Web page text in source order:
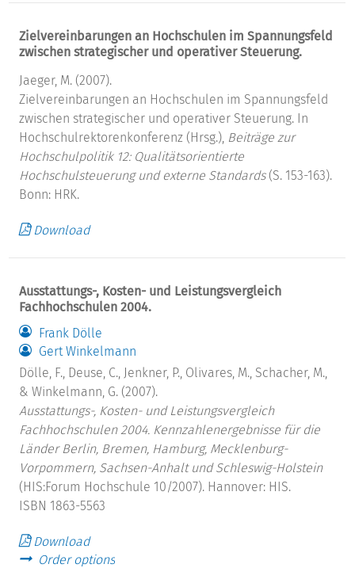
Zielvereinbarungen an Hochschulen im Spannungsfeld
zwischen strategischer und operativer Steuerung.
Jaeger, M. (2007).
Zielvereinbarungen an Hochschulen im Spannungsfeld
zwischen strategischer und operativer Steuerung. In
Hochschulrektorenkonferenz (Hrsg.), Beiträge zur
Hochschulpolitik 12: Qualitätsorientierte
Hochschulsteuerung und externe Standards(S. 153-163).
Bonn: HRK.
Download
Ausstattungs-, Kosten- und Leistungsvergleich
Fachhochschulen 2004.
Frank Dölle
Gert Winkelmann
Dölle, F., Deuse, C., Jenkner, P., Olivares, M., Schacher, M.,
& Winkelmann, G. (2007).
Ausstattungs-, Kosten- und Leistungsvergleich
Fachhochschulen 2004. Kennzahlenergebnisse für die
Länder Berlin, Bremen, Hamburg, Mecklenburg-
Vorpommern, Sachsen-Anhalt und Schleswig-Holstein
(HIS:Forum Hochschule 10/2007). Hannover: HIS.
ISBN 1863-5563
Download
Order options